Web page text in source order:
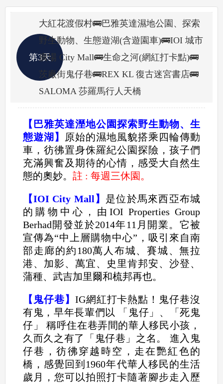
第3天
大紅花渡假村🚌巴雅英達濕地公園、探索
野生動物、生態遊湖(含遊園車)🚌IOI 城市
廣場 City Mall🚌生命之河(網紅打卡點)🚌
茨廠街鬼仔巷🚌REX KL 復古迷宮書店🚌
SALOMA 莎羅馬行人天橋
【巴雅英達溼地公園探索野生動物、生
態遊湖】 原始的濕地風貌搭乘四輪傳動
車，彷彿置身侏羅紀公園探險，孩子們
充滿興奮及期待的心情，感受大自然生
態的奧妙。 註 : 每週三休園。
【IOI City Mall】 是位於馬來西亞布城
的購物中心，由IOI Properties Group
Berhad開發並於2014年11月開業。它被
宣傳為“中上層購物中心”，吸引來自南
部走廊的約180萬人布城、賽城、無拉
港、加影、萬宜、史里肯邦安、沙登、
蒲種、武吉加里爾和梳邦再也。
【鬼仔巷】 IG網紅打卡熱點！鬼仔巷沒
有鬼，早年長輩們以 「鬼仔」、「死鬼
仔」 稱呼住在巷弄間的華人移民小孩，
久而久之有了「鬼仔巷」之名。 進入鬼
仔巷，彷彿穿越時空，走在艷紅色的
橋，感覺回到1960年代華人移民的生活
歲月，您可以拍照打卡隨著腳步走入歷